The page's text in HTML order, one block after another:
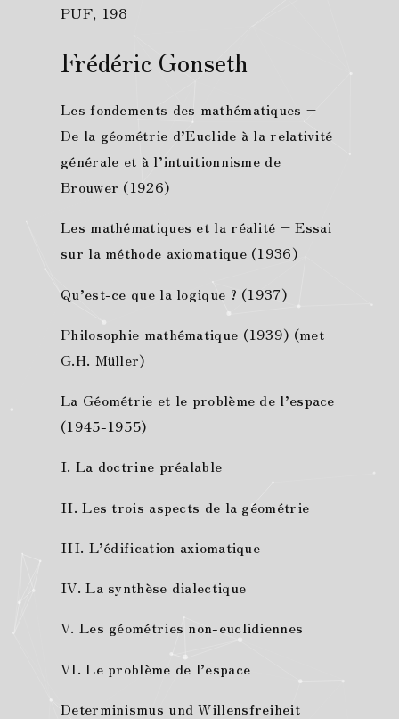
PUF, 198
Frédéric Gonseth
Les fondements des mathématiques –
De la géométrie d’Euclide à la relativité
générale et à l’intuitionnisme de
Brouwer (1926)
Les mathématiques et la réalité – Essai
sur la méthode axiomatique (1936)
Qu’est-ce que la logique ? (1937)
Philosophie mathématique (1939) (met
G.H. Müller)
La Géométrie et le problème de l’espace
(1945-1955)
I. La doctrine préalable
II. Les trois aspects de la géométrie
III. L’édification axiomatique
IV. La synthèse dialectique
V. Les géométries non-euclidiennes
VI. Le problème de l’espace
Determinismus und Willensfreiheit